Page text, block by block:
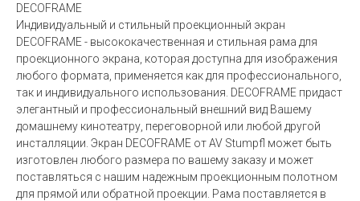
DECOFRAME
Индивидуальный и стильный проекционный экран
DECOFRAME - высококачественная и стильная рама для
проекционного экрана, которая доступна для изображения
любого формата, применяется как для профессионального,
так и индивидуального использования. DECOFRAME придаст
элегантный и профессиональный внешний вид Вашему
домашнему кинотеатру, переговорной или любой другой
инсталляции. Экран DECOFRAME от AV Stumpfl может быть
изготовлен любого размера по вашему заказу и может
поставляться с нашим надежным проекционным полотном
для прямой или обратной проекции. Рама поставляется в